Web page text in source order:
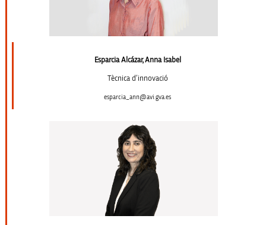
Esparcia Alcázar, Anna Isabel
Tècnica d’innovació
esparcia_ann@avi.gva.es